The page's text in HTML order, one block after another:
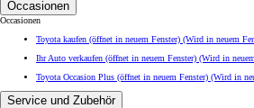
Occasionen
Occasionen
Toyota kaufen (öffnet in neuem Fenster) (Wird in neuem
Ihr Auto verkaufen (öffnet in neuem Fenster) (Wird in
Toyota Occasion Plus (öffnet in neuem Fenster) (Wird in
Service und Zubehör